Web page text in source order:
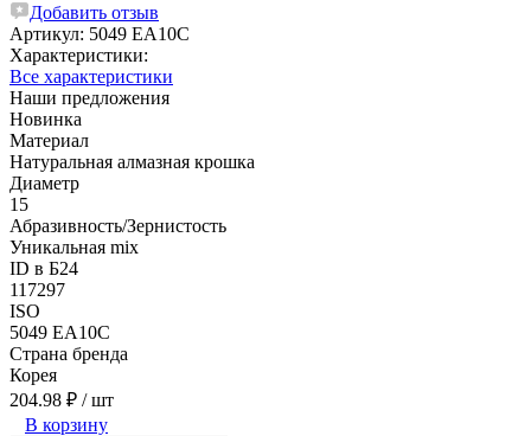
Добавить отзыв
Артикул: 5049 EA10C
Характеристики:
Все характеристики
Наши предложения
Новинка
Материал
Натуральная алмазная крошка
Диаметр
15
Абразивность/Зернистость
Уникальная mix
ID в Б24
117297
ISO
5049 EA10C
Страна бренда
Корея
204.98 ₽ / шт
В корзину